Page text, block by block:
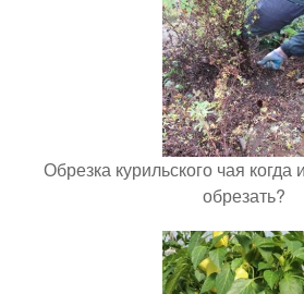
Обрезка курильского чая когда
обрезать?